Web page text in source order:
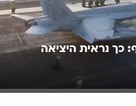
כך נראית היציאה